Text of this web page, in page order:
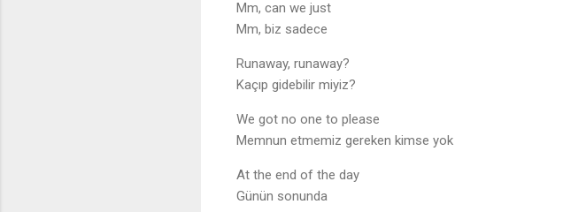
Mm, can we just
Mm, biz sadece
Runaway, runaway?
Kaçıp gidebilir miyiz?
We got no one to please
Memnun etmemiz gereken kimse yok
At the end of the day
Günün sonunda